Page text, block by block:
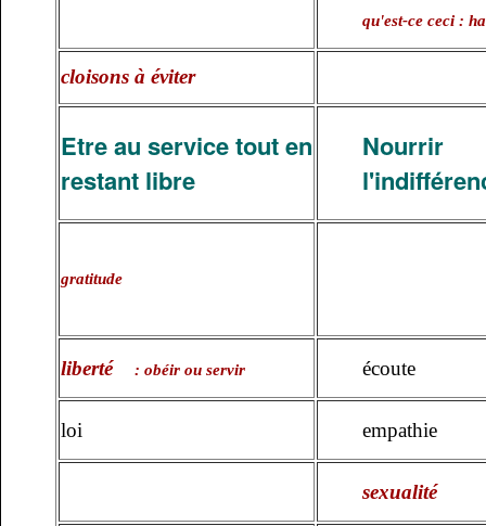
qu'est-ce ceci :
cloisons à éviter
Etre au service tout en
restant libre
Nourrir
gratitude
liberté : obéir ou servir écoute
loi empathie
sexualité